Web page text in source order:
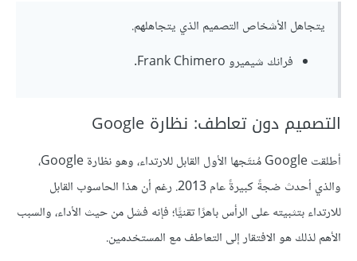
يتجاهل الأشخاص التصميم الذي يتجاهلهم.
فرانك شيميرو Frank Chimero.
التصميم دون تعاطف: نظارة Google
أطلقت Google مُنتَجها الأول القابل للارتداء، وهو نظارة Google،
والذي أحدث ضجةً كبيرةً عام 2013. رغم أن هذا الحاسوب القابل
للارتداء بتثبيته على الرأس باهرًا تقنيًّا؛ فإنه فشل من حيث الأداء، والسبب
الأهم لذلك هو الافتقار إلى التعاطف مع المستخدمين.